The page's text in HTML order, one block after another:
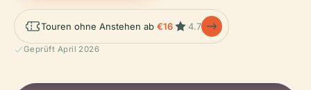
Touren ohne Anstehen ab €16 4.7
Geprüft April 2026